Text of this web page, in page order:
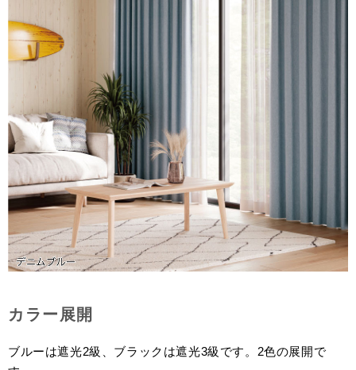
カラー展開
ブルーは遮光2級、ブラックは遮光3級です。2色の展開で